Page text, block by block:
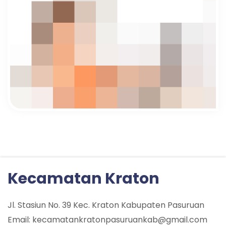
Kecamatan Kraton
Jl. Stasiun No. 39 Kec. Kraton Kabupaten Pasuruan
Email: kecamatankratonpasuruankab@gmail.com